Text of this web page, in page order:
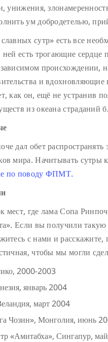
унижения,
ум добродетелью,
сутр» есть все
есть трогающие сердце
и
как он, ещё не устранив
из океана страданий
дал обет распространять
мира. Начитывать
по поводу ФПМТ.
мест, где лама Сопа
Если вы получили
с нами и
чтобы мы могли
2000-2003
январь 2004
март 2004
Чозин», Монголия, июнь
«Амитабха», Сингапур,